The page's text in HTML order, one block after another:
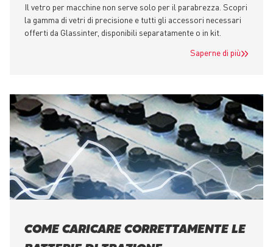
Il vetro per macchine non serve solo per il parabrezza. Scopri
la gamma di vetri di precisione e tutti gli accessori necessari
offerti da Glassinter, disponibili separatamente o in kit.
Saperne di più
COME CARICARE CORRETTAMENTE LE